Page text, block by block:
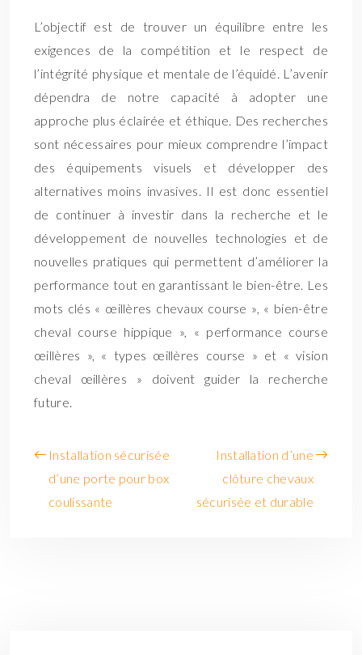
L’objectif est de trouver un équilibre entre les
exigences de la compétition et le respect de
l’intégrité physique et mentale de l’équidé. L’avenir
dépendra de notre capacité à adopter une
approche plus éclairée et éthique. Des recherches
sont nécessaires pour mieux comprendre l’impact
des équipements visuels et développer des
alternatives moins invasives. Il est donc essentiel
de continuer à investir dans la recherche et le
développement de nouvelles technologies et de
nouvelles pratiques qui permettent d’améliorer la
performance tout en garantissant le bien-être. Les
mots clés « œillères chevaux course », « bien-être
cheval course hippique », « performance course
œillères », « types œillères course » et « vision
cheval œillères » doivent guider la recherche
future.
Installation sécurisée
d’une porte pour box
coulissante
Installation d’une
clôture chevaux
sécurisée et durable